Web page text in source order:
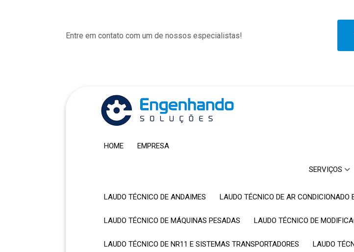
Entre em contato com um de nossos especialistas!
HOME EMPRESA
SERVIÇOS
LAUDO TÉCNICO DE ANDAIMES LAUDO TÉCNICO DE AR CONDICIONADO
LAUDO TÉCNICO DE MÁQUINAS PESADAS LAUDO TÉCNICO DE
LAUDO TÉCNICO DE NR11 E SISTEMAS TRANSPORTADORES LAUDO